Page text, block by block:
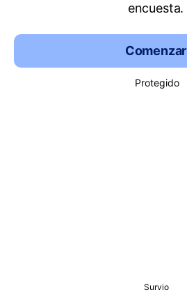
encuesta.
Comenzar
Protegido
Survio